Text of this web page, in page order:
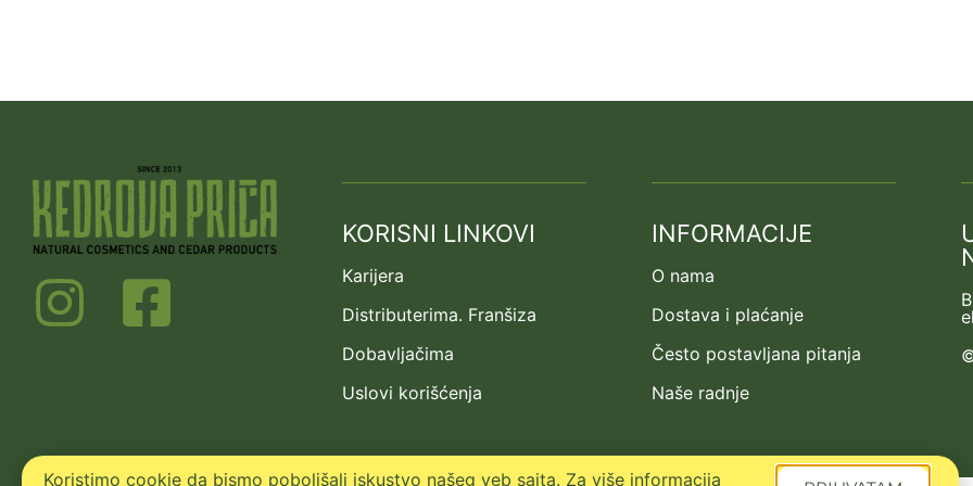
KORISNI LINKOVI
Karijera
Distributerima. Franšiza
Dobavljačima
Uslovi korišćenja
INFORMACIJE
O nama
Dostava i plaćanje
Često postavljana pitanja
Naše radnje
Koristimo cookie da bismo poboljšali iskustvo našeg veb sajta. Za više informacija